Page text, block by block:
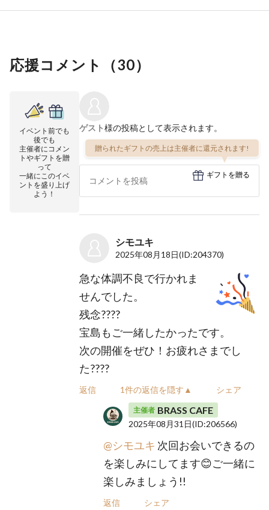
応援コメント（30）
イベント前でも
後でも
主催者にコメン
トやギフトを贈
って
一緒にこのイベ
ントを盛り上げ
よう！
ゲスト様の投稿として表示されます。
贈られたギフトの売上は主催者に還元されます!
ギフトを贈る
シモユキ
2025年08月18日(ID:204370)
急な体調不良で行かれま
せんでした。
残念????
宝島もご一緒したかったです。
次の開催をぜひ！お疲れさまでし
た????
返信 1件の返信を隠す▲ シェア
主催者 BRASS CAFE
2025年08月31日(ID:206566)
@シモユキ 次回お会いできるの
を楽しみにしてます😊ご一緒に
楽しみましょう!!
返信 シェア